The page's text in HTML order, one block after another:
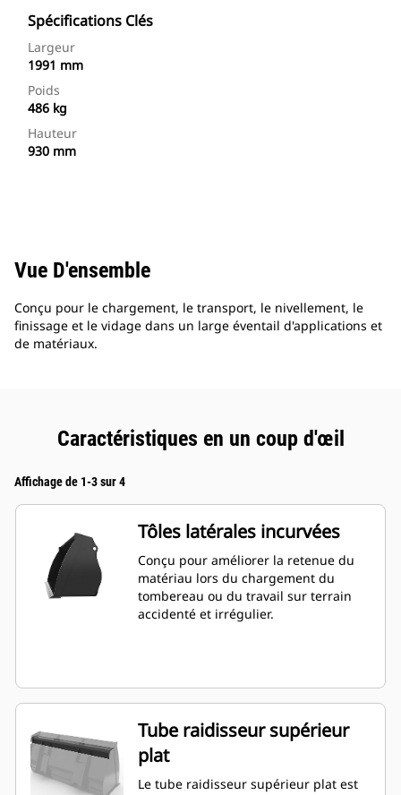
Spécifications Clés
Largeur
1991 mm
Poids
486 kg
Hauteur
930 mm
Vue D'ensemble
Conçu pour le chargement, le transport, le nivellement, le
finissage et le vidage dans un large éventail d'applications et
de matériaux.
Caractéristiques en un coup d'œil
Affichage de 1-3 sur 4
Tôles latérales incurvées
Conçu pour améliorer la retenue du
matériau lors du chargement du
tombereau ou du travail sur terrain
accidenté et irrégulier.
Tube raidisseur supérieur
plat
Le tube raidisseur supérieur plat est